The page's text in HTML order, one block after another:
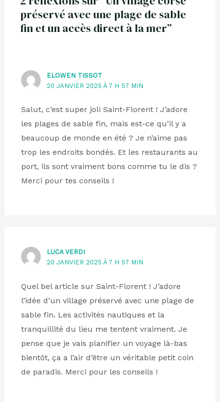
préservé avec une plage de sable
fin et un accès direct à la mer”
ELOWEN TISSOT
20 JANVIER 2025 À 7 H 57 MIN
Salut, c’est super joli Saint-Florent ! J’adore
les plages de sable fin, mais est-ce qu’il y a
beaucoup de monde en été ? Je n’aime pas
trop les endroits bondés. Et les restaurants au
port, ils sont vraiment bons comme tu le dis ?
Merci pour tes conseils !
LUCA VERDI
20 JANVIER 2025 À 7 H 57 MIN
Quel bel article sur Saint-Florent ! J’adore
l’idée d’un village préservé avec une plage de
sable fin. Les activités nautiques et la
tranquillité du lieu me tentent vraiment. Je
pense que je vais planifier un voyage là-bas
bientôt, ça a l’air d’être un véritable petit coin
de paradis. Merci pour les conseils !